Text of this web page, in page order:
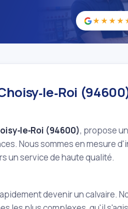
(94600), propose
Nous sommes en mesure
un service de haute qualité.
devenir un calvaire.